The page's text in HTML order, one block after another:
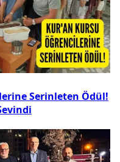
Serinleten Ödül!